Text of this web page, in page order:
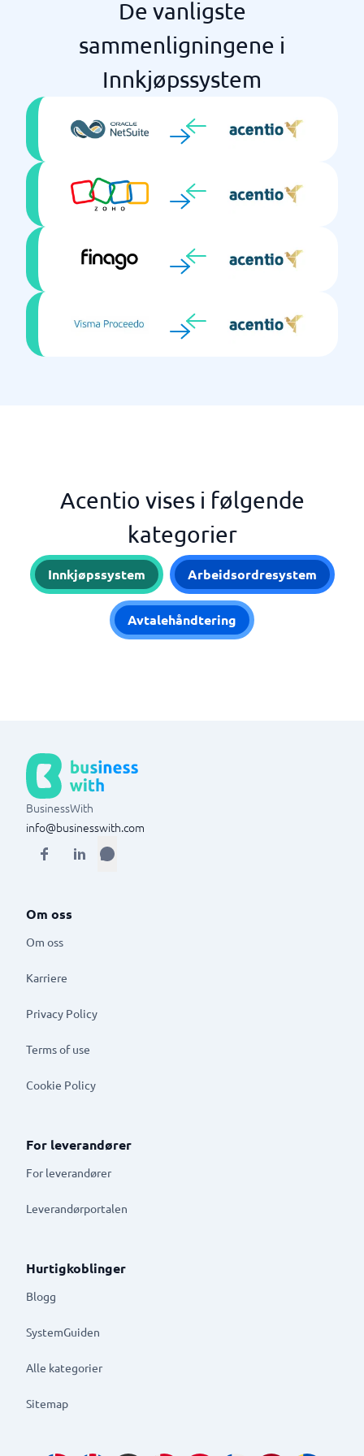
De vanligste
sammenligningene i
Innkjøpssystem
Acentio vises i følgende
kategorier
Innkjøpssystem Arbeidsordresystem
Avtalehåndtering
BusinessWith
info@businesswith.com
Om oss
Om oss
Karriere
Privacy Policy
Terms of use
Cookie Policy
For leverandører
For leverandører
Leverandørportalen
Hurtigkoblinger
Blogg
SystemGuiden
Alle kategorier
Sitemap